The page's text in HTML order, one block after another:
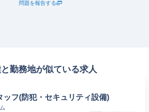
問題を報告する
勤務地が似ている求人
ッフ(防犯・セキュリティ設備)